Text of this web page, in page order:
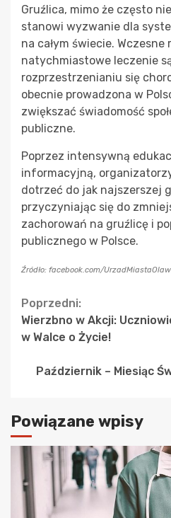
Gruźlica, mimo że często
stanowi wyzwanie dla
na całym świecie. Wczesne
natychmiastowe leczenie
rozprzestrzenianiu się
obecnie prowadzona w
zwiększać świadomość
publiczne.
Poprzez intensywną
informacyjną,
dotrzeć do jak najszerszej
przyczyniając się do
zachorowań na gruźlicę i
publicznego w Polsce.
Źródło: facebook.com/
Continue
Reading
Poprzedni:
Wierzbno w Akcji:
w Walce o Życie!
Październik – Miesiąc
Powiązane wpisy